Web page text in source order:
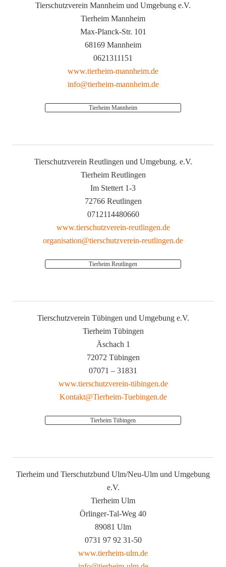
Tierschutzverein Mannheim und Umgebung e.V.
Tierheim Mannheim
Max-Planck-Str. 101
68169 Mannheim
0621311151
www.tierheim-mannheim.de
info@tierheim-mannheim.de
Tierheim Mannheim
Tierschutzverein Reutlingen und Umgebung. e.V.
Tierheim Reutlingen
Im Stettert 1-3
72766 Reutlingen
0712114480660
www.tierschutzverein-reutlingen.de
organisation@tierschutzverein-reutlingen.de
Tierheim Reutlingen
Tierschutzverein Tübingen und Umgebung e.V.
Tierheim Tübingen
Äschach 1
72072 Tübingen
07071 – 31831
www.tierschutzverein-tübingen.de
Kontakt@Tierheim-Tuebingen.de
Tierheim Tübingen
Tierheim und Tierschutzbund Ulm/Neu-Ulm und Umgebung
e.V.
Tierheim Ulm
Örlinger-Tal-Weg 40
89081 Ulm
0731 97 92 31-50
www.tierheim-ulm.de